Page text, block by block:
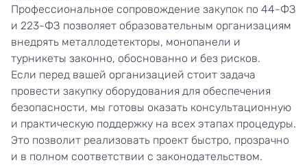
Профессиональное сопровождение закупок по 44-ФЗ
и 223-ФЗ позволяет образовательным организациям
внедрять металлодетекторы, монопанели и
турникеты законно, обоснованно и без рисков.
Если перед вашей организацией стоит задача
провести закупку оборудования для обеспечения
безопасности, мы готовы оказать консультационную
и практическую поддержку на всех этапах процедуры.
Это позволит реализовать проект быстро, прозрачно
и в полном соответствии с законодательством.